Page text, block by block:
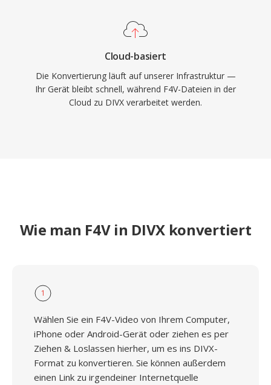
Cloud-basiert
Die Konvertierung läuft auf unserer Infrastruktur —
Ihr Gerät bleibt schnell, während F4V-Dateien in der
Cloud zu DIVX verarbeitet werden.
Wie man F4V in DIVX konvertiert
1
Wählen Sie ein F4V-Video von Ihrem Computer,
iPhone oder Android-Gerät oder ziehen es per
Ziehen & Loslassen hierher, um es ins DIVX-
Format zu konvertieren. Sie können außerdem
einen Link zu irgendeiner Internetquelle